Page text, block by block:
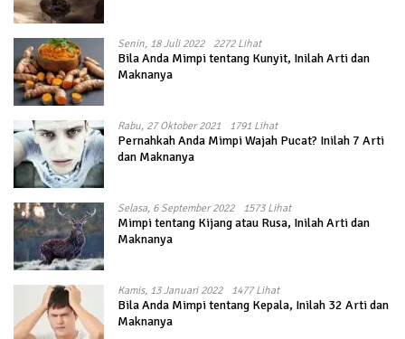
Senin, 18 Juli 2022 2272 Lihat
Bila Anda Mimpi tentang Kunyit, Inilah Arti dan
Maknanya
Rabu, 27 Oktober 2021 1791 Lihat
Pernahkah Anda Mimpi Wajah Pucat? Inilah 7 Arti
dan Maknanya
Selasa, 6 September 2022 1573 Lihat
Mimpi tentang Kijang atau Rusa, Inilah Arti dan
Maknanya
Kamis, 13 Januari 2022 1477 Lihat
Bila Anda Mimpi tentang Kepala, Inilah 32 Arti dan
Maknanya